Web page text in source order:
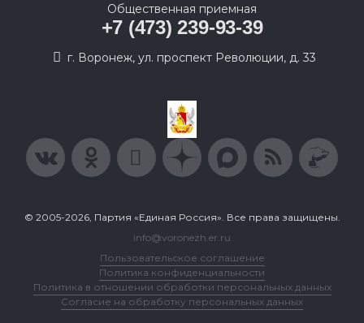
Общественная приемная
+7 (473) 239-93-39
г. Воронеж, ул. проспект Революции, д. 33
© 2005-2026, Партия «Единая Россия». Все права защищены.
info@voronezh.er.ru
Пользовательское соглашение
Политика конфиденциальности
Политика в отношении обработки персональных данных
Согласие на обработку персональных данных